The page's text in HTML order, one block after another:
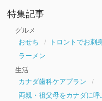
ー
カ
特集記事
グルメ
おせち
トロントでお刺
ラーメン
生活
カナダ歯科ケアプラン
両親・祖父母をカナダに